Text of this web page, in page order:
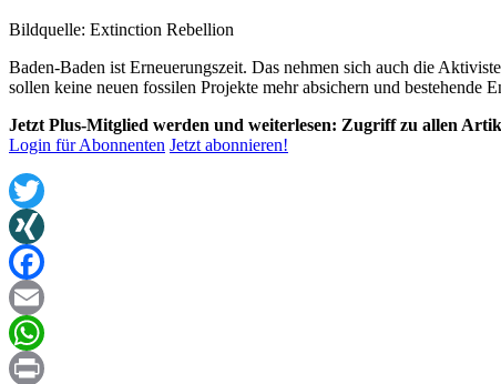
Bildquelle: Extinction Rebellion
Baden-Baden ist Erneuerungszeit. Das nehmen sich auch die
sollen keine neuen fossilen Projekte mehr absichern und bestehende
Jetzt Plus-Mitglied werden und weiterlesen: Zugriff zu allen
Login für Abonnenten Jetzt abonnieren!
Twitter
XING
Facebook
Email
WhatsApp